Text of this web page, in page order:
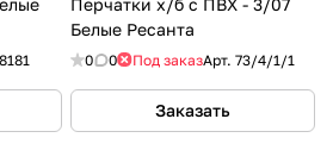
Белые Ресанта
0 0 Под заказАрт. 73/4/1/1
Заказать